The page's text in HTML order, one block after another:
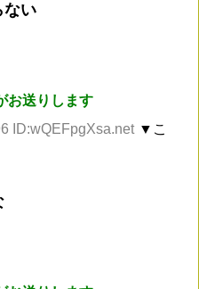
い
お送りします
ID:wQEFpgXsa.net ▼こ